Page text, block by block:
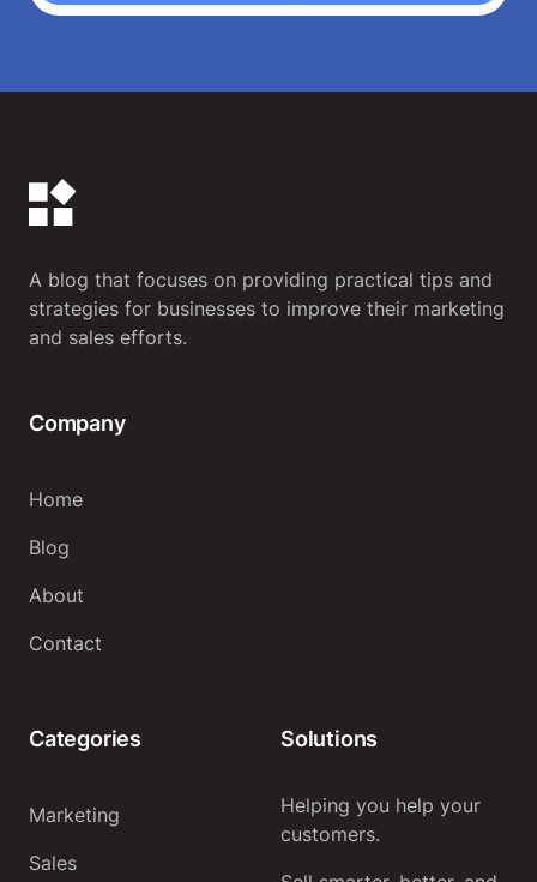
A blog that focuses on providing practical tips and
strategies for businesses to improve their marketing
and sales efforts.
Company
Home
Blog
About
Contact
Categories
Marketing
Sales
Solutions
Helping you help your
customers.